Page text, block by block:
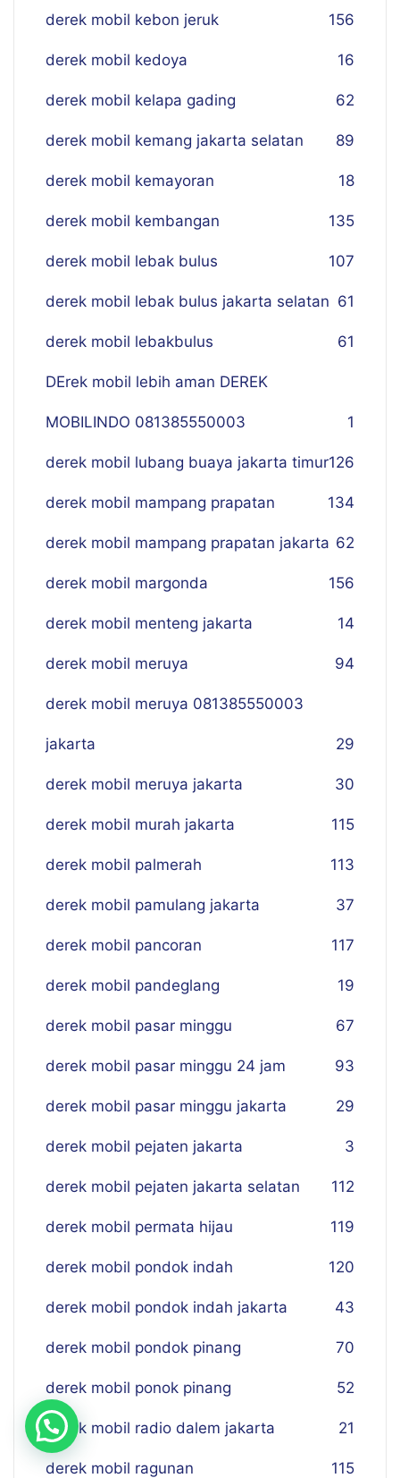
derek mobil kebon jeruk 156
derek mobil kedoya 16
derek mobil kelapa gading 62
derek mobil kemang jakarta selatan 89
derek mobil kemayoran 18
derek mobil kembangan 135
derek mobil lebak bulus 107
derek mobil lebak bulus jakarta selatan 61
derek mobil lebakbulus 61
DErek mobil lebih aman DEREK
MOBILINDO 081385550003 1
derek mobil lubang buaya jakarta timur126
derek mobil mampang prapatan 134
derek mobil mampang prapatan jakarta 62
derek mobil margonda 156
derek mobil menteng jakarta 14
derek mobil meruya 94
derek mobil meruya 081385550003
jakarta 29
derek mobil meruya jakarta 30
derek mobil murah jakarta 115
derek mobil palmerah 113
derek mobil pamulang jakarta 37
derek mobil pancoran 117
derek mobil pandeglang 19
derek mobil pasar minggu 67
derek mobil pasar minggu 24 jam 93
derek mobil pasar minggu jakarta 29
derek mobil pejaten jakarta 3
derek mobil pejaten jakarta selatan 112
derek mobil permata hijau 119
derek mobil pondok indah 120
derek mobil pondok indah jakarta 43
derek mobil pondok pinang 70
derek mobil ponok pinang 52
derek mobil radio dalem jakarta 21
derek mobil ragunan 115